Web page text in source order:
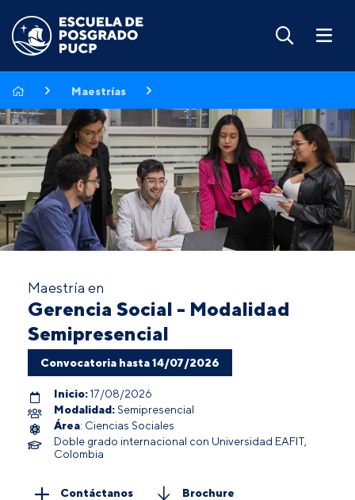
Maestrías
Maestría en
Gerencia Social - Modalidad
Semipresencial
Convocatoria hasta 14/07/2026
Inicio:17/08/2026
Modalidad: Semipresencial
Área: Ciencias Sociales
Doble grado internacional con Universidad EAFIT,
Colombia
Contáctanos Brochure